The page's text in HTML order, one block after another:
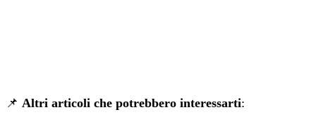
📌 Altri articoli che potrebbero interessarti: